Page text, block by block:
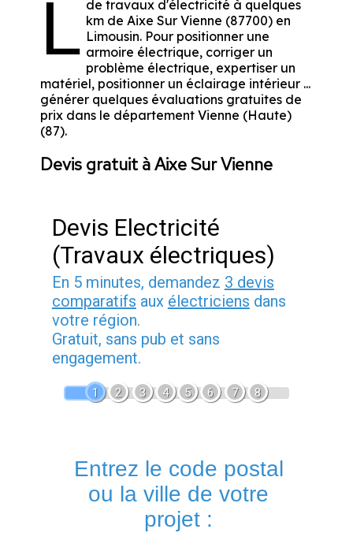
L de travaux d'électricité à quelques
km de Aixe Sur Vienne (87700) en
Limousin. Pour positionner une
armoire électrique, corriger un
problème électrique, expertiser un
matériel, positionner un éclairage intérieur ...
générer quelques évaluations gratuites de
prix dans le département Vienne (Haute)
(87).
Devis gratuit à Aixe Sur Vienne
Devis Electricité
(Travaux électriques)
En 5 minutes, demandez 3 devis
comparatifs aux électriciens dans
votre région.
Gratuit, sans pub et sans
engagement.
1 2 3 4 5 6 7 8
Entrez le code postal
ou la ville de votre
projet :